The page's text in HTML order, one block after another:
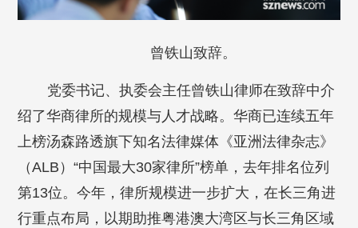
曾铁山致辞。
党委书记、执委会主任曾铁山律师在致辞中介
绍了华商律所的规模与人才战略。华商已连续五年
上榜汤森路透旗下知名法律媒体《亚洲法律杂志》
（ALB）“中国最大30家律所”榜单，去年排名位列
第13位。今年，律所规模进一步扩大，在长三角进
行重点布局，以期助推粤港澳大湾区与长三角区域